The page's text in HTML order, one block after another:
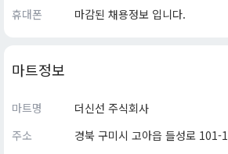
휴대폰
마감된 채용정보 입니다.
마트정보
마트명
더신선 주식회사
주소
경북 구미시 고아읍 들성로 101-1